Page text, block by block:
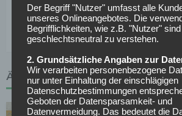
Einen solchen Einstand würde man
wünschen…
ÄHNLICHE ARTIKEL
Der Begriff "Nutzer" umfasst alle
unseres Onlineangebotes. Die
Begrifflichkeiten, wie z.B. "Nutzer" sind
geschlechtsneutral zu verstehen.
2. Grundsätzliche Angaben zur
Wir verarbeiten personenbezogene
nur unter Einhaltung der einschlägigen
Datenschutzbestimmungen
Geboten der Datensparsamkeit- und
Datenvermeidung. Das bedeutet die